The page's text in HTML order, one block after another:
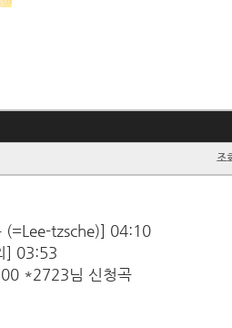
조
(=Lee-tzsche)] 04:10
] 03:53
*2723님 신청곡